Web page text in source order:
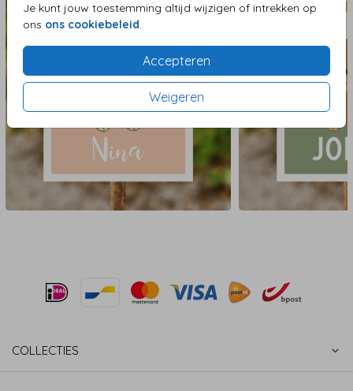
Je kunt jouw toestemming altijd wijzigen of intrekken op
ons ons cookiebeleid.
Accepteren
Weigeren
COLLECTIES